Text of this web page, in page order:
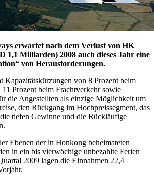
erwartet nach dem Verlust von HK
1,1 Milliarden) 2008 auch dieses Jahr eine
von Herausforderungen.
Kapazitätskürzungen von 8 Prozent beim
11 Prozent beim Frachtverkehr sowie
die Angestellten als einzige Möglichkeit um
den Rückgang im Hochpreissegment, das
tiefen Gewinne und die Rückläufige
Ebenen der in Honkong beheimateten
in ein bis vierwöchige unbezahlte Ferien
2009 lagen die Einnahmen 22,4